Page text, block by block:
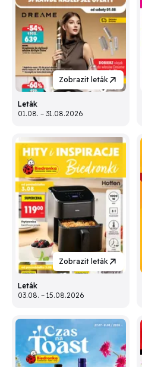
Zobrazit leták
Leták
01.08. – 31.08.2026
Zobrazit leták
Leták
03.08. – 15.08.2026